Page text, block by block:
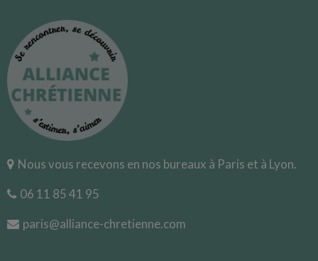
Nous vous recevons en nos bureaux à Paris et à Lyon.
06 11 85 41 95
paris@alliance-chretienne.com